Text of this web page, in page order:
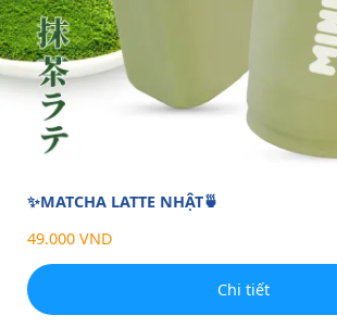
✨MATCHA LATTE NHẬT🍵
49.000 VND
Chi tiết